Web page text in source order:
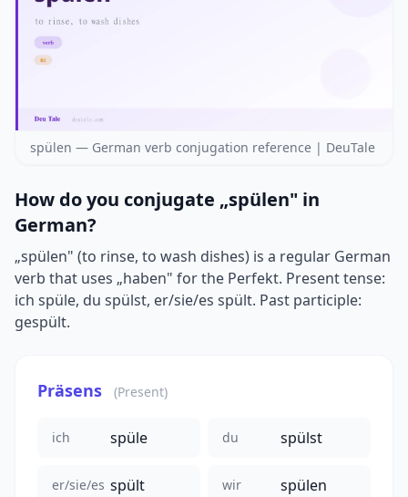
spülen — German verb conjugation reference | DeuTale
How do you conjugate „spülen" in
German?
„spülen" (to rinse, to wash dishes) is a regular German
verb that uses „haben" for the Perfekt. Present tense:
ich spüle, du spülst, er/sie/es spült. Past participle:
gespült.
Präsens (Present)
ich spüle du spülst
er/sie/es spült wir spülen